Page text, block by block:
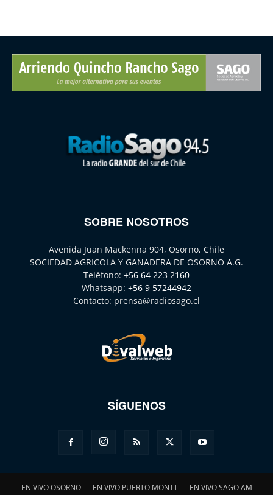
SOBRE NOSOTROS
Avenida Juan Mackenna 904, Osorno, Chile
SOCIEDAD AGRICOLA Y GANADERA DE OSORNO A.G.
Teléfono: +56 64 223 2160
Whatsapp: +56 9 57244942
Contacto: prensa@radiosago.cl
SÍGUENOS
EN VIVO OSORNO EN VIVO PUERTO MONTT EN VIVO SAGO AM